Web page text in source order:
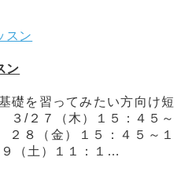
ン
を習ってみたい方向け短
（木）１５：４５～
）１５：４５～１
）１１：１…